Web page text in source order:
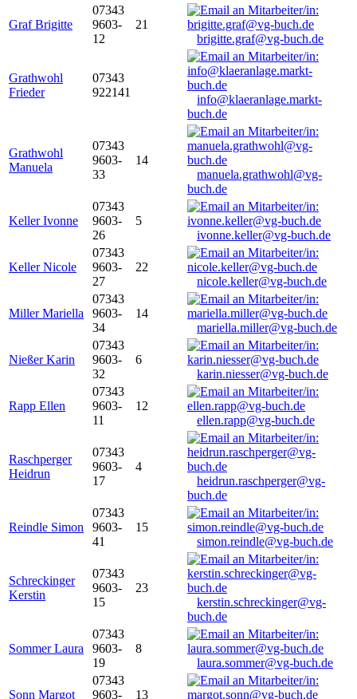
Graf Brigitte
07343
9603-
12
21
brigitte.graf@vg-buch.de
Grathwohl
Frieder
07343
922141
info@klaeranlage.markt-
buch.de
Grathwohl
Manuela
07343
9603-
33
14
manuela.grathwohl@vg-
buch.de
Keller Ivonne
07343
9603-
26
5
ivonne.keller@vg-buch.de
Keller Nicole
07343
9603-
27
22
nicole.keller@vg-buch.de
Miller Mariella
07343
9603-
34
14
mariella.miller@vg-buch.de
Nießer Karin
07343
9603-
32
6
karin.niesser@vg-buch.de
Rapp Ellen
07343
9603-
11
12
ellen.rapp@vg-buch.de
Raschperger
Heidrun
07343
9603-
17
4
heidrun.raschperger@vg-
buch.de
Reindle Simon
07343
9603-
41
15
simon.reindle@vg-buch.de
Schreckinger
Kerstin
07343
9603-
15
23
kerstin.schreckinger@vg-
buch.de
Sommer Laura
07343
9603-
19
8
laura.sommer@vg-buch.de
Sonn Margot
07343
9603-
13